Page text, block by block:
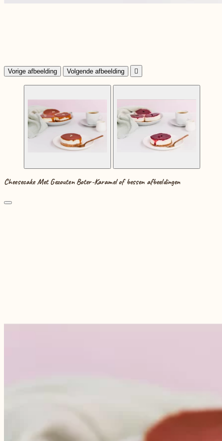
Vorige afbeelding Volgende afbeelding 
Cheesecake Met Gezouten Boter-Karamel of bessen afbeeldingen